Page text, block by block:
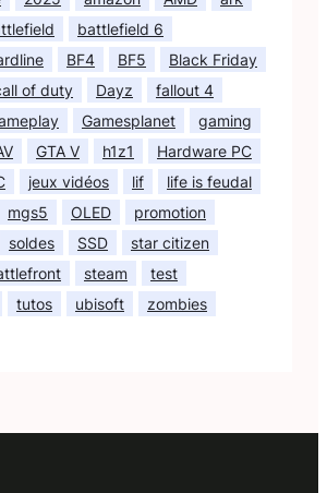
battlefield 6
BF4 BF5
Black Friday
of duty Dayz
fallout 4
Gamesplanet
gaming
GTA V h1z1
Hardware PC
jeux vidéos lif
life is feudal
mgs5 OLED
promotion
soldes SSD
star citizen
steam
test
tutos ubisoft zombies